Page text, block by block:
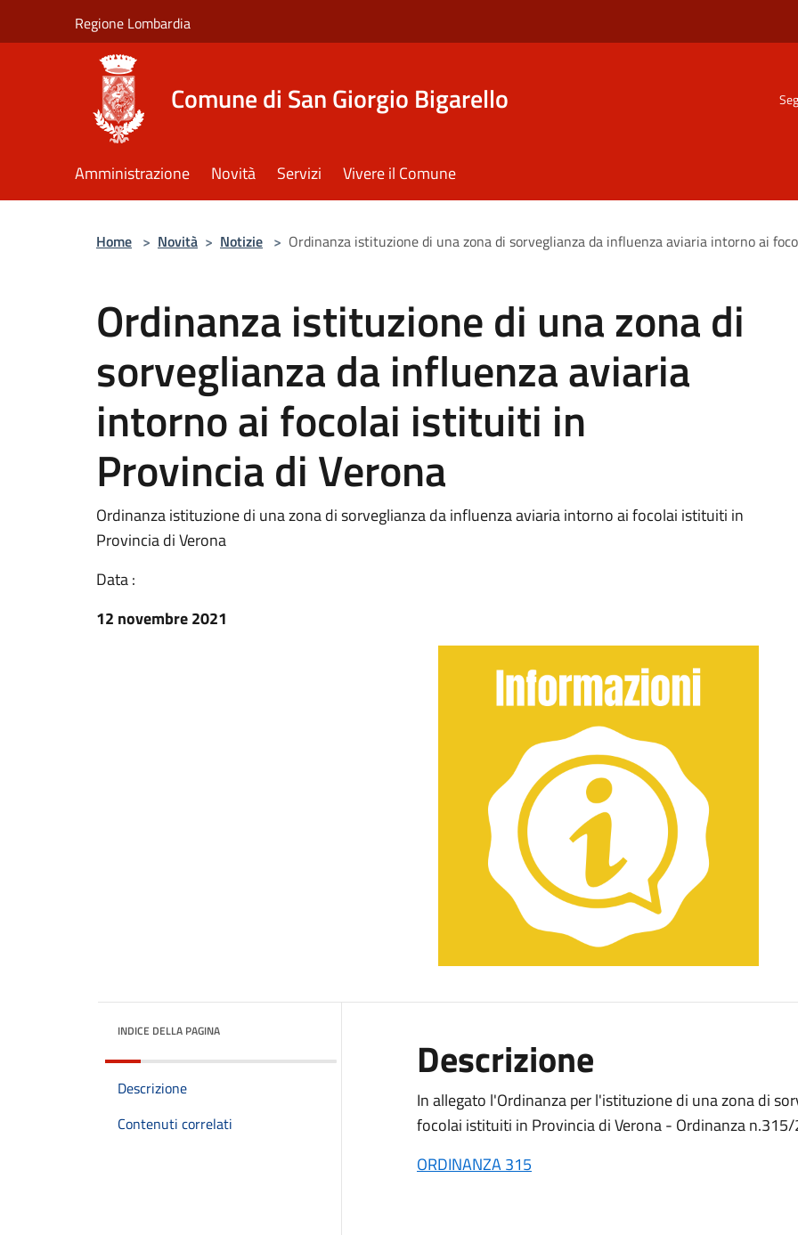
Regione Lombardia
Comune di San Giorgio Bigarello
Amministrazione Novità Servizi Vivere il Comune
Home > Novità > Notizie > Ordinanza istituzione di una zona di sorveglianza da influenza aviaria intorno ai
Ordinanza istituzione di una zona di
sorveglianza da influenza aviaria
intorno ai focolai istituiti in
Provincia di Verona
Ordinanza istituzione di una zona di sorveglianza da influenza aviaria intorno ai focolai istituiti in
Provincia di Verona
Data :
12 novembre 2021
INDICE DELLA PAGINA
Descrizione
Contenuti correlati
Descrizione
In allegato l'Ordinanza per l'istituzione di una zona di
focolai istituiti in Provincia di Verona - Ordinanza n.315/
ORDINANZA 315